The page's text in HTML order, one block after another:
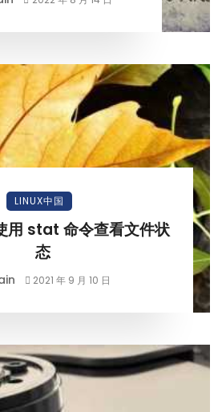
LINUX中国
用 stat 命令查看文件状
态
2021 年 9 月 10 日